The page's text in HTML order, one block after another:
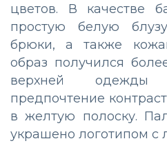
цветов. В качестве
простую белую
брюки, а также
образ получился
верхней
предпочтение
в желтую полоску.
украшено логотипом с